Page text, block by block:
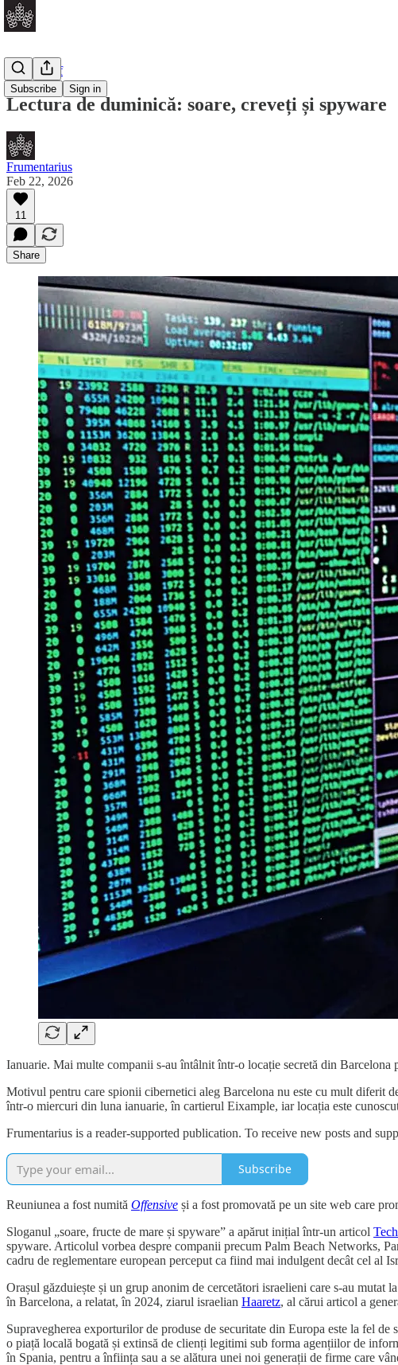
Subscribe Sign in
Daily Brief
Lectura de duminică: soare, creveți și spyware
Frumentarius
Feb 22, 2026
11
Share
Ianuarie. Mai multe companii s-au întâlnit într-o locație secretă din
Motivul pentru care spionii cibernetici aleg Barcelona nu este cu mult diferit
într-o miercuri din luna ianuarie, în cartierul Eixample, iar locația este
Frumentarius is a reader-supported publication. To receive new posts and
Subscribe
Reuniunea a fost numită Offensive și a fost promovată pe un site web care
Sloganul „soare, fructe de mare și spyware” a apărut inițial într-un articol
spyware. Articolul vorbea despre companii precum Palm Beach Networks,
cadru de reglementare european perceput ca fiind mai indulgent decât cel al
Orașul găzduiește și un grup anonim de cercetători israelieni care s-au mutat
în Barcelona, ​​a relatat, în 2024, ziarul israelian Haaretz, al cărui articol a
Supravegherea exporturilor de produse de securitate din Europa este la fel
o piață locală bogată și extinsă de clienți legitimi sub forma agențiilor de
în Spania, pentru a înființa sau a se alătura unei noi generații de firme care